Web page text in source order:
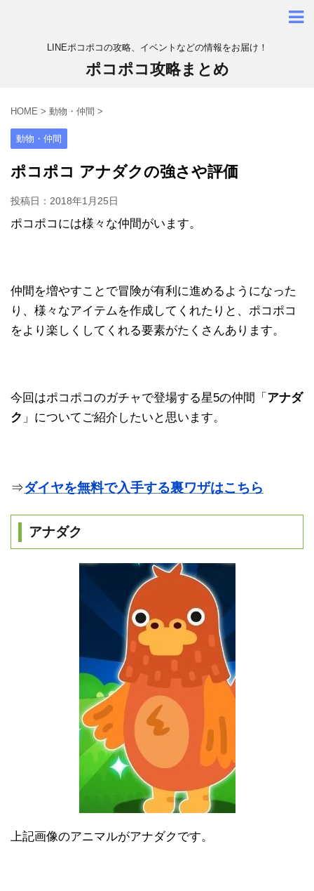
LINEポコポコの攻略、イベントなどの情報をお届け！
ポコポコ攻略まとめ
HOME > 動物・仲間 >
動物・仲間
ポコポコ アナダクの強さや評価
投稿日： 2018年1月25日
ポコポコには様々な仲間がいます。
仲間を増やすことで冒険が有利に進めるようになった
り、様々なアイテムを作成してくれたりと、ポコポコ
をより楽しくしてくれる要素がたくさんあります。
今回はポコポコのガチャで登場する星5の仲間「 アナダ
ク 」についてご紹介したいと思います。
⇒ダイヤを無料で入手する裏ワザはこちら
アナダク
上記画像のアニマルがアナダクです。